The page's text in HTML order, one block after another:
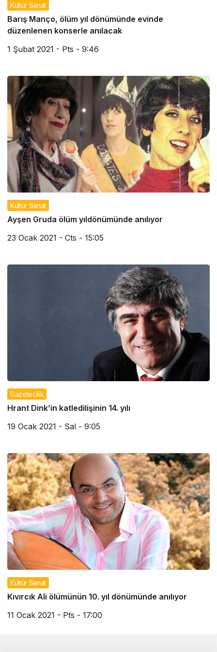
Kültür Sanat
Barış Manço, ölüm yıl dönümünde evinde
düzenlenen konserle anılacak
1 Şubat 2021 - Pts - 9:46
Kültür Sanat
Ayşen Gruda ölüm yıldönümünde anılıyor
23 Ocak 2021 - Cts - 15:05
Gazetecilik
Hrant Dink’in katledilişinin 14. yılı
19 Ocak 2021 - Sal - 9:05
Kültür Sanat
Kıvırcık Ali ölümünün 10. yıl dönümünde anılıyor
11 Ocak 2021 - Pts - 17:00